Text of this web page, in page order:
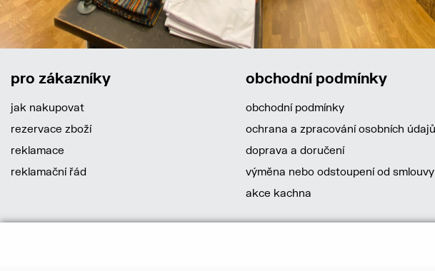
pro zákazníky
jak nakupovat
rezervace zboží
reklamace
reklamační řád
obchodní podmínky
obchodní podmínky
ochrana a zpracování osobních
doprava a doručení
výměna nebo odstoupení od smlouvy
akce kachna